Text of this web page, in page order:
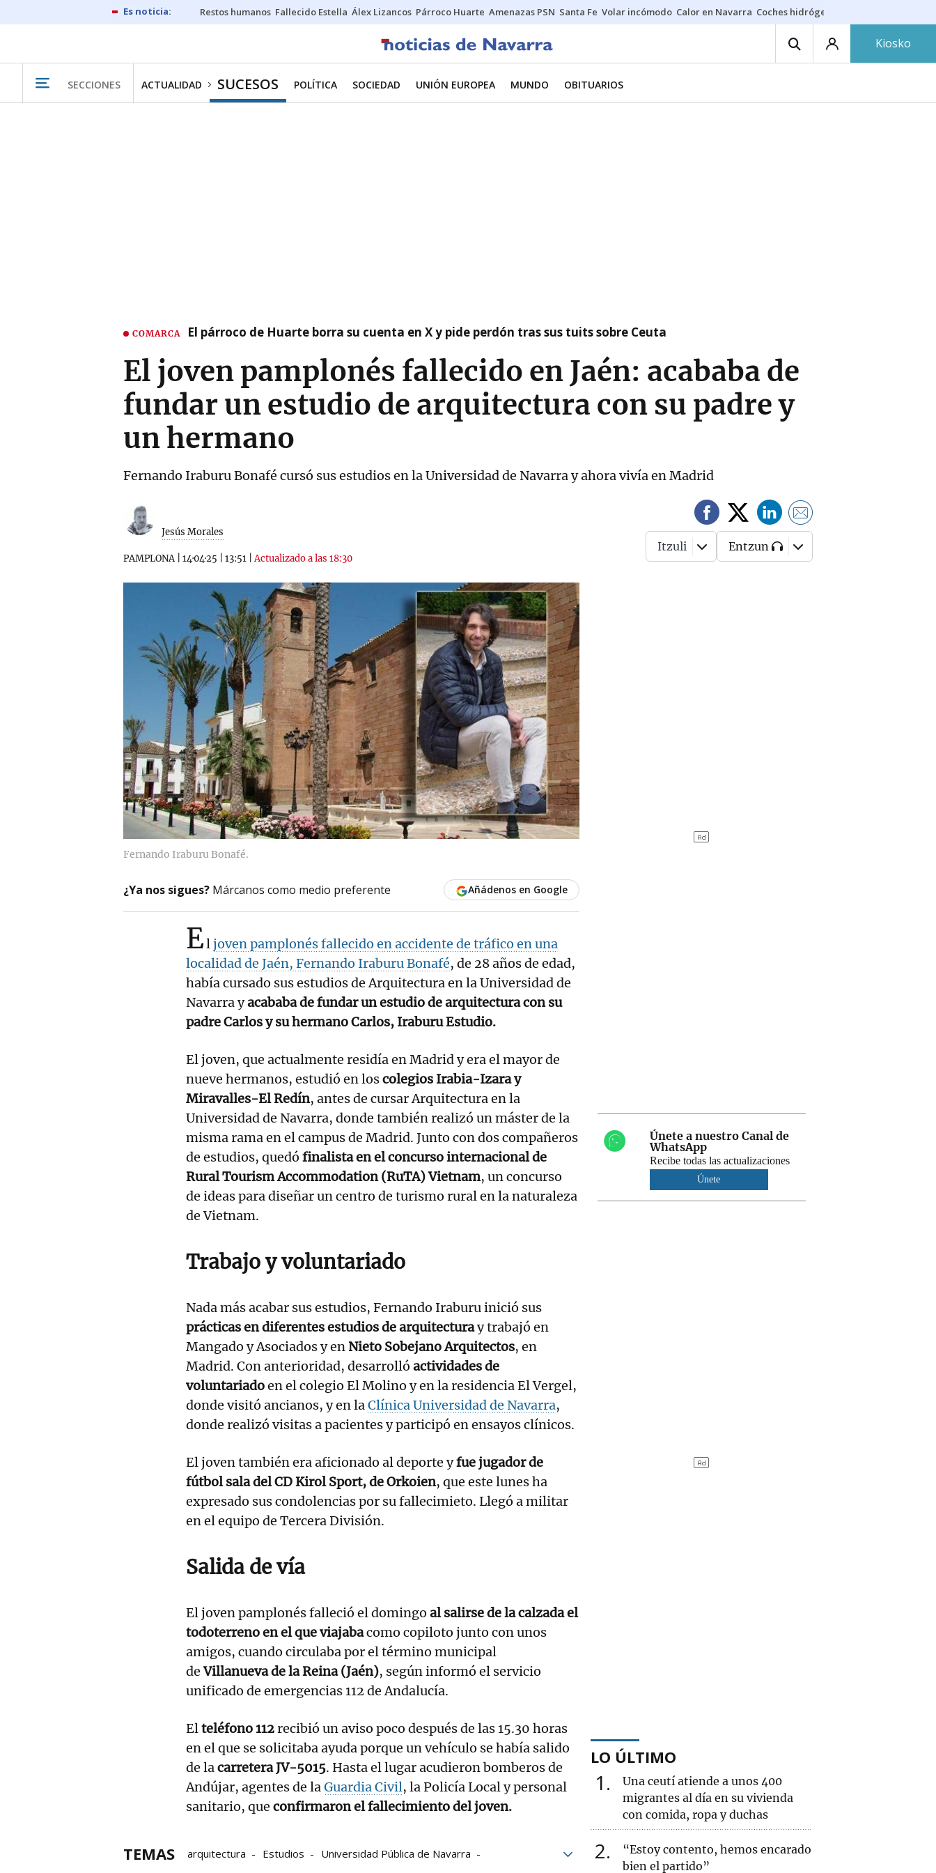
Restos humanos Fallecido Estella Álex Lizancos Párroco Huarte Amenazas PSN Santa Fe Volar incómodo Calor en Navarra Coches hidrógeno
Kiosko
SECCIONES ACTUALIDAD SUCESOS POLÍTICA SOCIEDAD UNIÓN EUROPEA MUNDO OBITUARIOS
COMARCA El párroco de Huarte borra su cuenta en X y pide perdón tras sus tuits sobre Ceuta
El joven pamplonés fallecido en Jaén: acababa de
fundar un estudio de arquitectura con su padre y
un hermano
Fernando Iraburu Bonafé cursó sus estudios en la Universidad de Navarra y ahora vivía en Madrid
Jesús Morales
PAMPLONA| 14·04·25 13:51 |Actualizado a las 18:30
Itzuli Entzun
Fernando Iraburu Bonafé.
¿Ya nos sigues? Márcanos como medio preferente Añádenos en Google
Eljoven pamplonés fallecido en accidente de tráfico en una
localidad de Jaén, Fernando Iraburu Bonafé, de 28 años de edad,
había cursado sus estudios de Arquitectura en la Universidad de
Navarra yacababa de fundar un estudio de arquitectura con su
padre Carlos y su hermano Carlos, Iraburu Estudio.
El joven, que actualmente residía en Madrid y era el mayor de
nueve hermanos, estudió en loscolegios Irabia-Izara y
Miravalles-El Redín, antes de cursar Arquitectura en la
Universidad de Navarra, donde también realizó un máster de la
misma rama en el campus de Madrid. Junto con dos compañeros
de estudios, quedó finalista en el concurso internacional de
Rural Tourism Accommodation (RuTA) Vietnam, un concurso
de ideas para diseñar un centro de turismo rural en la naturaleza
de Vietnam.
Trabajo y voluntariado
Nada más acabar sus estudios, Fernando Iraburu inició sus
prácticas en diferentes estudios de arquitecturay trabajó en
Mangado y Asociados y en Nieto Sobejano Arquitectos, en
Madrid. Con anterioridad, desarrolló actividades de
voluntariadoen el colegio El Molino y en la residencia El Vergel,
donde visitó ancianos, y en laClínica Universidad de Navarra,
donde realizó visitas a pacientes y participó en ensayos clínicos.
El joven también era aficionado al deporte yfue jugador de
fútbol sala del CD Kirol Sport, de Orkoien, que este lunes ha
expresado sus condolencias por su fallecimieto. Llegó a militar
en el equipo de Tercera División.
Salida de vía
El joven pamplonés falleció el domingo al salirse de la calzada el
todoterreno en el que viajabacomo copiloto junto con unos
amigos, cuando circulaba por el término municipal
deVillanueva de la Reina (Jaén), según informó el servicio
unificado de emergencias 112 de Andalucía.
Elteléfono 112recibió un aviso poco después de las 15.30 horas
en el que se solicitaba ayuda porque un vehículo se había salido
de lacarreteraJV-5015. Hasta el lugar acudieron bomberos de
Andújar, agentes de laGuardia Civil, la Policía Local y personal
sanitario, que confirmaron el fallecimiento del joven.
TEMAS arquitectura Estudios
Universidad Pública de Navarra
Únete a nuestro Canal de
WhatsApp
Recibe todas las actualizaciones
Únete
LO ÚLTIMO
1
Una ceutí atiende a unos 400
migrantes al día en su vivienda
con comida, ropa y duchas
2
“Estoy contento, hemos encarado
bien el partido”